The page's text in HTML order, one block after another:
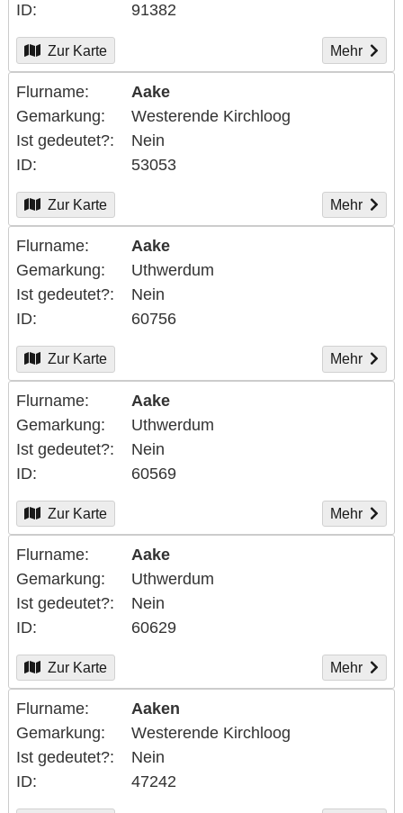
ID
91382
Zur Karte Mehr
Flurname
Aake
Gemarkung
Westerende Kirchloog
Ist gedeutet?
Nein
ID
53053
Zur Karte Mehr
Flurname
Aake
Gemarkung
Uthwerdum
Ist gedeutet?
Nein
ID
60756
Zur Karte Mehr
Flurname
Aake
Gemarkung
Uthwerdum
Ist gedeutet?
Nein
ID
60569
Zur Karte Mehr
Flurname
Aake
Gemarkung
Uthwerdum
Ist gedeutet?
Nein
ID
60629
Zur Karte Mehr
Flurname
Aaken
Gemarkung
Westerende Kirchloog
Ist gedeutet?
Nein
ID
47242